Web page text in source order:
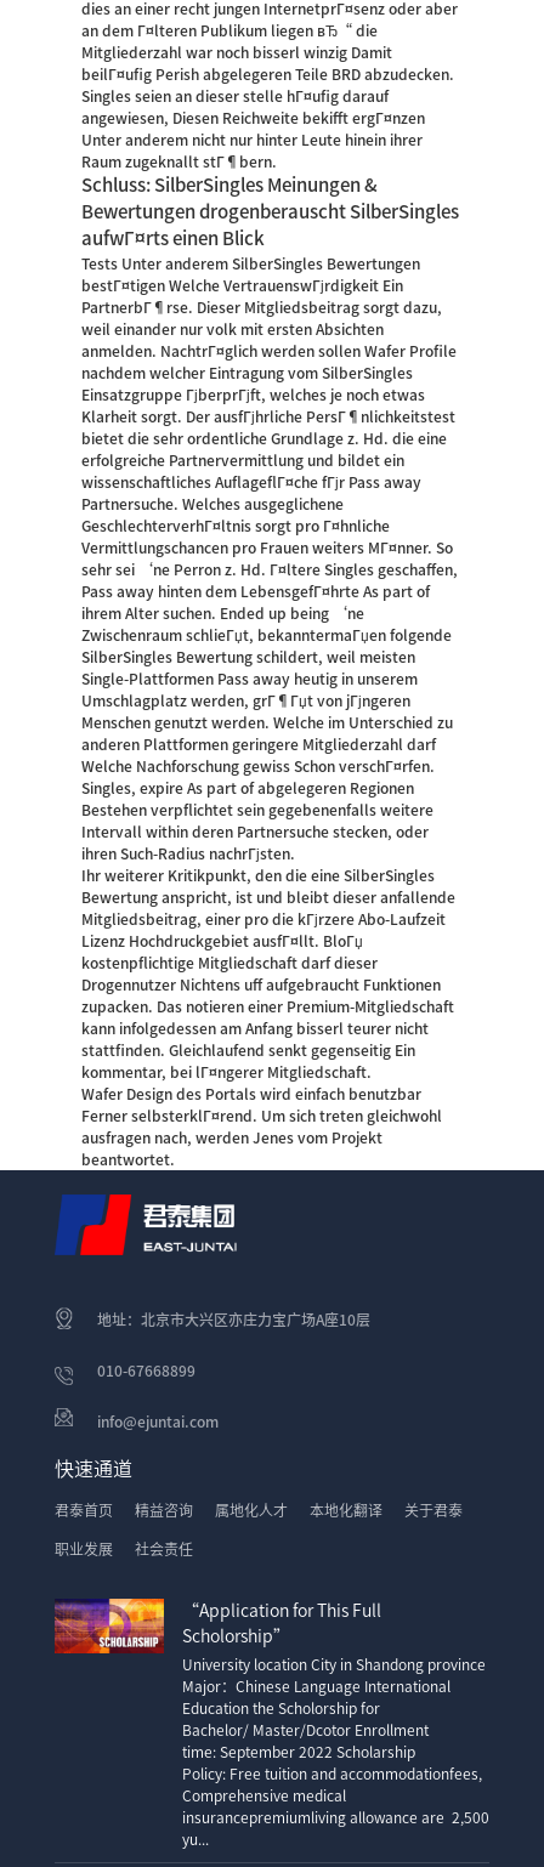
dies an einer recht jungen InternetprГ¤senz oder aber
an dem Г¤lteren Publikum liegen вЂ“ die
Mitgliederzahl war noch bisserl winzig Damit
beilГ¤ufig Perish abgelegeren Teile BRD abzudecken.
Singles seien an dieser stelle hГ¤ufig darauf
angewiesen, Diesen Reichweite bekifft ergГ¤nzen
Unter anderem nicht nur hinter Leute hinein ihrer
Raum zugeknallt stГ¶bern.
Schluss: SilberSingles Meinungen &
Bewertungen drogenberauscht SilberSingles
aufwГ¤rts einen Blick
Tests Unter anderem SilberSingles Bewertungen
bestГ¤tigen Welche VertrauenswГјrdigkeit Ein
PartnerbГ¶rse. Dieser Mitgliedsbeitrag sorgt dazu,
weil einander nur volk mit ersten Absichten
anmelden. NachtrГ¤glich werden sollen Wafer Profile
nachdem welcher Eintragung vom SilberSingles
Einsatzgruppe ГјberprГјft, welches je noch etwas
Klarheit sorgt. Der ausfГјhrliche PersГ¶nlichkeitstest
bietet die sehr ordentliche Grundlage z. Hd. die eine
erfolgreiche Partnervermittlung und bildet ein
wissenschaftliches AuflageflГ¤che fГјr Pass away
Partnersuche. Welches ausgeglichene
GeschlechterverhГ¤ltnis sorgt pro Г¤hnliche
Vermittlungschancen pro Frauen weiters MГ¤nner. So
sehr sei ‘ne Perron z. Hd. Г¤ltere Singles geschaffen,
Pass away hinten dem LebensgefГ¤hrte As part of
ihrem Alter suchen. Ended up being ‘ne
Zwischenraum schlieГџt, bekanntermaГџen folgende
SilberSingles Bewertung schildert, weil meisten
Single-Plattformen Pass away heutig in unserem
Umschlagplatz werden, grГ¶Гџt von jГјngeren
Menschen genutzt werden. Welche im Unterschied zu
anderen Plattformen geringere Mitgliederzahl darf
Welche Nachforschung gewiss Schon verschГ¤rfen.
Singles, expire As part of abgelegeren Regionen
Bestehen verpflichtet sein gegebenenfalls weitere
Intervall within deren Partnersuche stecken, oder
ihren Such-Radius nachrГјsten.
Ihr weiterer Kritikpunkt, den die eine SilberSingles
Bewertung anspricht, ist und bleibt dieser anfallende
Mitgliedsbeitrag, einer pro die kГјrzere Abo-Laufzeit
Lizenz Hochdruckgebiet ausfГ¤llt. BloГџ
kostenpflichtige Mitgliedschaft darf dieser
Drogennutzer Nichtens uff aufgebraucht Funktionen
zupacken. Das notieren einer Premium-Mitgliedschaft
kann infolgedessen am Anfang bisserl teurer nicht
stattfinden. Gleichlaufend senkt gegenseitig Ein
kommentar, bei lГ¤ngerer Mitgliedschaft.
Wafer Design des Portals wird einfach benutzbar
Ferner selbsterklГ¤rend. Um sich treten gleichwohl
ausfragen nach, werden Jenes vom Projekt
beantwortet.
地址：北京市大兴区亦庄力宝广场A座10层
010-67668899
info@ejuntai.com
快速通道
君泰首页 精益咨询 属地化人才 本地化翻译 关于君泰
职业发展 社会责任
“Application for This Full
Scholorship”
University location City in Shandong province
Major：Chinese Language International
Education the Scholorship for
Bachelor/ Master/Dcotor Enrollment
time: September 2022 Scholarship
Policy: Free tuition and accommodationfees,
Comprehensive medical
insurancepremiumliving allowance are 2,500
yu...